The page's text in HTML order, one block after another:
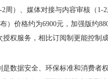
周）、媒体对接与内容审核（
）价格约为6900元，加强版约
权服务，相比订阅制更能控
数据安全、环保标准和消费